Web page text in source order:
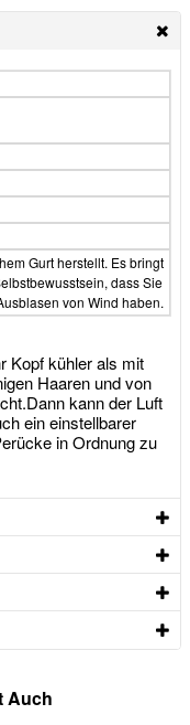
Gurt herstellt. Es bringt
dass Sie
von Wind haben.
Kopf kühler als mit
Haaren und von
kann der Luft
ein einstellbarer
in Ordnung zu
Auch